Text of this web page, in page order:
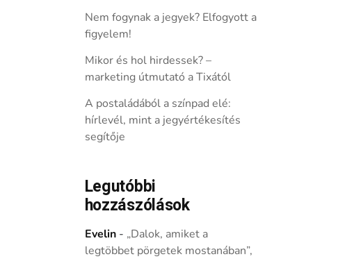
Nem fogynak a jegyek? Elfogyott a
figyelem!
Mikor és hol hirdessek? –
marketing útmutató a Tixától
A postaládából a színpad elé:
hírlevél, mint a jegyértékesítés
segítője
Legutóbbi
hozzászólások
Evelin- „Dalok, amiket a
legtöbbet pörgetek mostanában”,